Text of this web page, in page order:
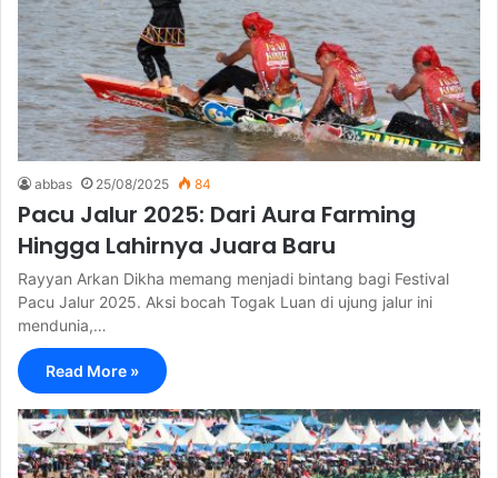
abbas 25/08/2025 84
Pacu Jalur 2025: Dari Aura Farming
Hingga Lahirnya Juara Baru
Rayyan Arkan Dikha memang menjadi bintang bagi Festival
Pacu Jalur 2025. Aksi bocah Togak Luan di ujung jalur ini
mendunia,…
Read More »